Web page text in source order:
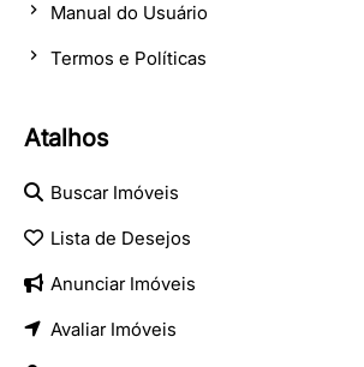
Manual do Usuário
Termos e Políticas
Atalhos
Buscar Imóveis
Lista de Desejos
Anunciar Imóveis
Avaliar Imóveis